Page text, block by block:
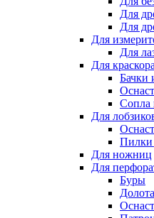
Для
Для
Для
Для
Для
Бачки
Сопла
Для
Пилки
Для ножниц
Для
Буры
Долота